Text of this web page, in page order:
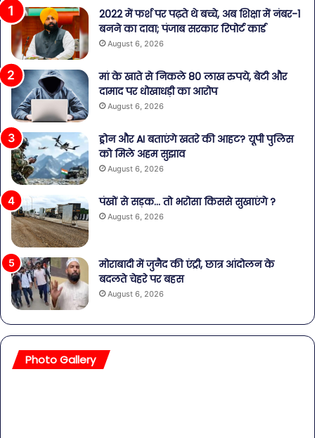
2022 में फर्श पर पढ़ते थे बच्चे, अब शिक्षा में नंबर-1
बनने का दावा; पंजाब सरकार रिपोर्ट कार्ड
August 6, 2026
मां के खाते से निकले 80 लाख रुपये, बेटी और
दामाद पर धोखाधड़ी का आरोप
August 6, 2026
ड्रोन और AI बताएंगे खतरे की आहट? यूपी पुलिस
को मिले अहम सुझाव
August 6, 2026
पंखों से सड़क… तो भरोसा किससे सुखाएंगे ?
August 6, 2026
मोराबादी में जुनैद की एंट्री, छात्र आंदोलन के
बदलते चेहरे पर बहस
August 6, 2026
Photo Gallery